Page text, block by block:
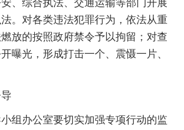
综合执法、交通运输等部门开展
。对各类违法犯罪行为，依法从重
放的按照政府禁令予以拘留；对查
曝光，形成打击一个、震慑一片、
办公室要切实加强专项行动的监